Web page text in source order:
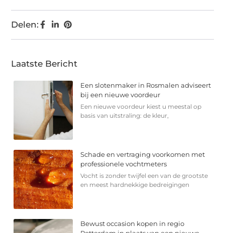
Delen:
Laatste Bericht
Een slotenmaker in Rosmalen adviseert
bij een nieuwe voordeur
Een nieuwe voordeur kiest u meestal op
basis van uitstraling: de kleur,
Schade en vertraging voorkomen met
professionele vochtmeters
Vocht is zonder twijfel een van de grootste
en meest hardnekkige bedreigingen
Bewust occasion kopen in regio